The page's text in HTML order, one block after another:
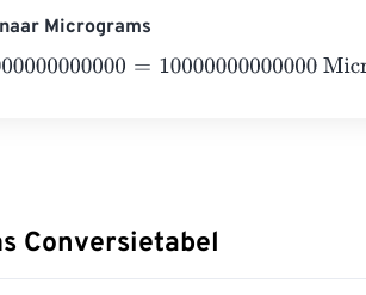
Micrograms
=10000000000000 Micrograms
Conversietabel